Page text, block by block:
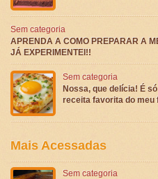
Sem categoria
APRENDA A COMO PREPARAR A
JÁ EXPERIMENTEI!!
Sem categoria
Nossa, que delícia! É
receita favorita do meu
Mais Acessadas
Sem categoria